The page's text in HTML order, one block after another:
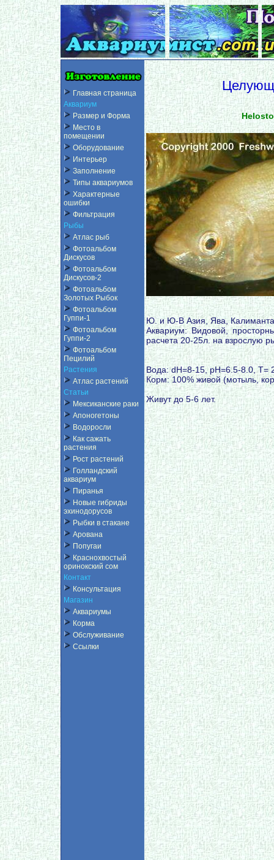
Главная страница
Аквариум
Размер и Форма
Место в
помещении
Оборудование
Интерьер
Заполнение
Типы аквариумов
Характерные
ошибки
Фильтрация
Рыбы
Атлас рыб
Фотоальбом
Дискусов
Фотоальбом
Дискусов-2
Фотоальбом
Золотых Рыбок
Фотоальбом
Гуппи-1
Фотоальбом
Гуппи-2
Фотоальбом
Пецилий
Растения
Атлас растений
Статьи
Мексиканские раки
Апоногетоны
Водоросли
Как сажать
растения
Рост растений
Голландский
аквариум
Пиранья
Новые гибриды
эхинодорусов
Рыбки в стакане
Арована
Попугаи
Краснохвостый
оринокский сом
Контакт
Консультация
Магазин
Аквариумы
Корма
Обслуживание
Ссылки
Ю. и Ю-В Азия, Ява,
Аквариум: Видовой,
расчета 20-25л. на взрослую
Вода: dH=8-15, pH=6.5-8.0, T=
Корм: 100% живой (мотыль,
Живут до 5-6 лет.